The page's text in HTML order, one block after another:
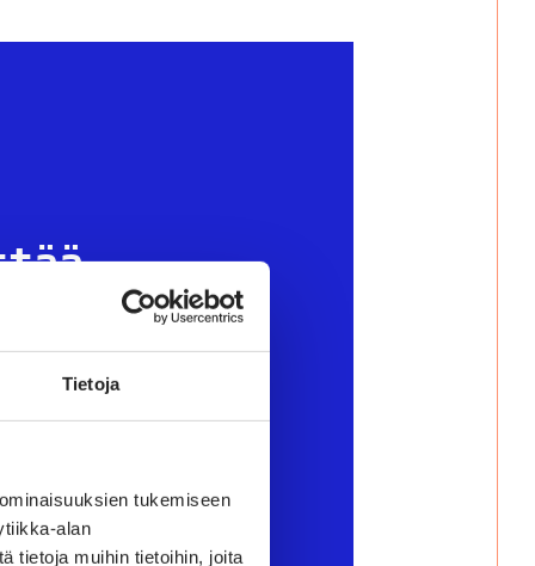
Tietoja
tukemiseen
alan
tietoja muihin tietoihin, joita